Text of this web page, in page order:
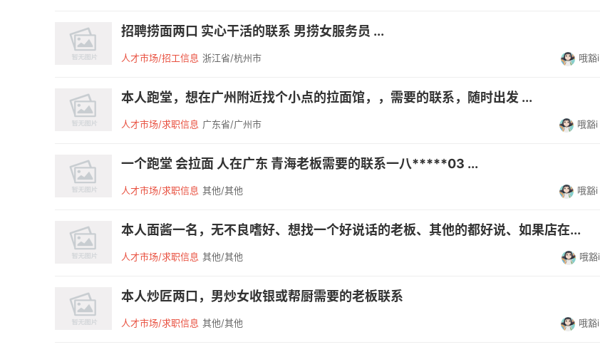
招聘捞面两口 实心干活的联系 男捞女服务员 ...
人才市场/招工信息 浙江省/杭州市 哦豁i
本人跑堂，想在广州附近找个小点的拉面馆，，需要的联系，随时出发 ...
人才市场/求职信息 广东省/广州市 哦豁i
一个跑堂 会拉面 人在广东 青海老板需要的联系一八*****03 ...
人才市场/求职信息 其他/其他 哦豁i
本人面酱一名，无不良嗜好、想找一个好说话的老板、其他的都好说、如果店在...
人才市场/求职信息 其他/其他 哦豁i
本人炒匠两口，男炒女收银或帮厨需要的老板联系
人才市场/求职信息 其他/其他 哦豁i